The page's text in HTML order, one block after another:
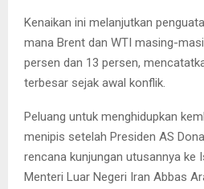
Kenaikan ini melanjutkan
mana Brent dan WTI masing-
persen dan 13 persen,
terbesar sejak awal konflik.
Peluang untuk menghidupkan
menipis setelah Presiden AS
rencana kunjungan utusannya ke
Menteri Luar Negeri Iran Abbas